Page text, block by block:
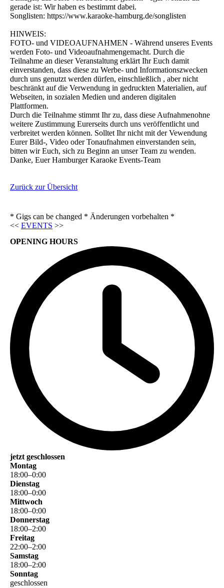
gerade ist: Wir haben es bestimmt dabei.
Songlisten: https://www.karaoke-hamburg.de/songlisten
HINWEIS:
FOTO- und VIDEOAUFNAHMEN - Während unseres Events
werden Foto- und Videoaufnahmengemacht. Durch die
Teilnahme an dieser Veranstaltung erklärt Ihr Euch damit
einverstanden, dass diese zu Werbe- und Informationszwecken
durch uns genutzt werden dürfen, einschließlich , aber nicht
beschränkt auf die Verwendung in gedruckten Materialien, auf
Webseiten, in sozialen Medien und anderen digitalen
Plattformen.
Durch die Teilnahme stimmt Ihr zu, dass diese Aufnahmenohne
weitere Zustimmung Eurerseits durch uns veröffentlicht und
verbreitet werden können. Solltet Ihr nicht mit der Vewendung
Eurer Bild-, Video oder Tonaufnahmen einverstanden sein,
bitten wir Euch, sich zu Beginn an unser Team zu wenden.
Danke, Euer Hamburger Karaoke Events-Team
Zurück zur Übersicht
* Gigs can be changed * Änderungen vorbehalten *
<< EVENTS >>
OPENING HOURS
jetzt geschlossen
Montag
18:00–0:00
Dienstag
18:00–0:00
Mittwoch
18:00–0:00
Donnerstag
18:00–2:00
Freitag
22:00–2:00
Samstag
18:00–2:00
Sonntag
geschlossen